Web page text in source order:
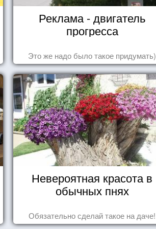
Реклама - двигатель
прогресса
Это же надо было такое придумать)
Невероятная красота в
обычных пнях
Обязательно сделай такое на даче!